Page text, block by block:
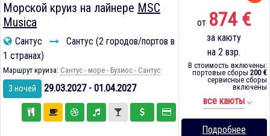
Морской круиз на лайнере MSC
Musica
Сантус
Сантус (2 городов/портов в
1 странах)
Маршрут круиза: Сантус - море - Бузиос - Сантус
3 ночей 29.03.2027 - 01.04.2027
от 874 €
за каюту
на 2 взр.
В стоимость включены:
портовые сборы 200 €
сервисные сборы
включены
все каюты
Подробнее